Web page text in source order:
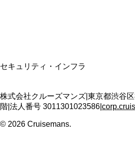
セキュリティ・インフラ
株式会社クルーズマンズ 東京都渋谷
階 法人番号 3011301023586
© 2026 Cruisemans.